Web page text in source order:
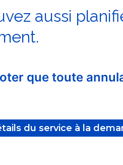
aussi
que toute
du service à la